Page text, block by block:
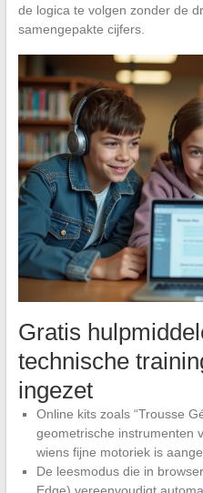
de logica te volgen zonder de
samengepakte cijfers.
Gratis
technische
ingezet
Online kits zoals “Trousse
geometrische instrumenten
wiens fijne motoriek is
De leesmodus die in